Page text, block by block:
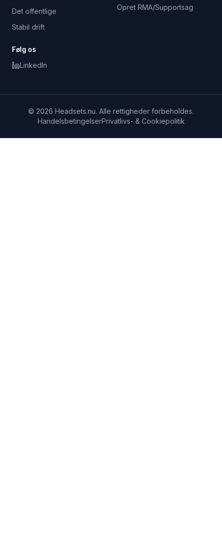
Det offentlige
Stabil drift
Opret RMA/Supportsag
Følg os
LinkedIn
© 2026 Headsets.nu. Alle rettigheder forbeholdes.
HandelsbetingelserPrivatlivs- & Cookiepolitik